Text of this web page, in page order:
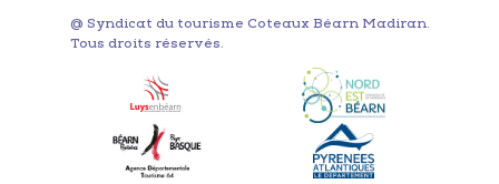
@ Syndicat du tourisme Coteaux Béarn Madiran.
Tous droits réservés.